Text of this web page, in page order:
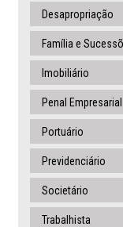
Desapropriação
Família e
Imobiliário
Penal Empresarial
Portuário
Previdenciário
Societário
Trabalhista